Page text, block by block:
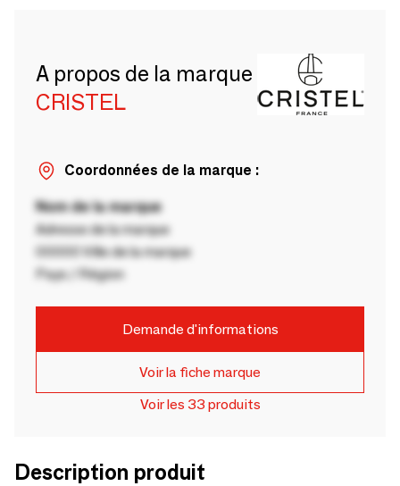
A propos de la marque
CRISTEL
Coordonnées de la marque :
Nom de la marque
Adresse de la marque
00000 Ville de la marque
Pays / Région
Demande d'informations
Voir la fiche marque
Voir les 33 produits
Description produit